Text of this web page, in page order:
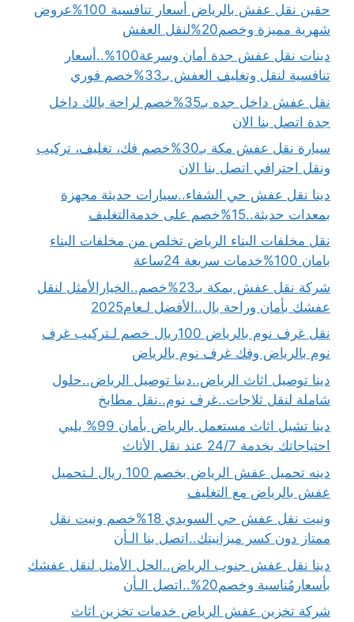
حقين نقل عفش بالرياض أسعار تنافسية 100%عروض
شهرية مميزة وخصم20%لنقل العفش
دينات نقل عفش جدة أمان وسرعة100%..أسعار
تنافسية لنقل وتغليف العفش بـ33%خصم فوري
نقل عفش داخل جده بـ35%خصم لراحة بالك داخل
جدة اتصل بنا الان
سيارة نقل عفش مكة بـ30%خصم فك، تغليف، تركيب
ونقل احترافي اتصل بنا الان
دينا نقل عفش حي الشفاء..سيارات حديثة مجهزة
بمعدات حديثة..15%خصم على خدمةالتغليف
نقل مخلفات البناء الرياض تخلص من مخلفات البناء
بامان 100%خدمات سريعة 24ساعة
شركة نقل عفش بمكة بـ23%خصم..الخيارالأمثل لنقل
عفشك بأمان وراحة بال..الأفضل لـعام2025
نقل غرف نوم بالرياض 100ريال خصم لـتركيب غرف
نوم بالرياض وفك غرف نوم بالرياض
دينا توصيل اثاث الرياض..دينا توصيل الرياض..حلول
شاملة لنقل ثلاجات..غرف نوم..نقل مطابخ
دينا تشيل اثاث مستعمل بالرياض بأمان 99% يلبي
احتياجاتك بخدمة 24/7 عند نقل الأثاث
دينه تحميل عفش الرياض بخصم 100 ريال لـتحميل
عفش بالرياض مع التغليف
ونيت نقل عفش حي السويدي 18%خصم ونيت نقل
ممتاز دون كسر ميزانيتك..اتصل بنا الـأن
دينا نقل عفش جنوب الرياض..الحل الأمثل لنقل عفشك
بأسعارمُناسبة وخصم20%..اتصل الـأن
شركة تخزين عفش الرياض خدمات تخزين اثاث